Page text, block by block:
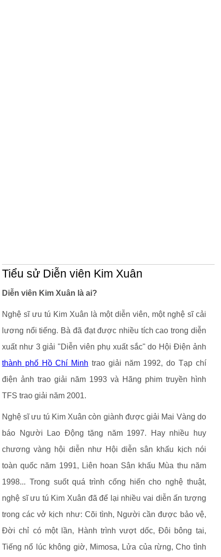
Tiểu sử Diễn viên Kim Xuân
Diễn viên Kim Xuân là ai?
Nghệ sĩ ưu tú Kim Xuân là một diễn viên, một nghệ sĩ cải
lương nổi tiếng. Bà đã đạt được nhiều tích cao trong diễn
xuất như 3 giải "Diễn viên phụ xuất sắc" do Hội Điện ảnh
thành phố Hồ Chí Minh trao giải năm 1992, do Tạp chí
điện ảnh trao giải năm 1993 và Hãng phim truyền hình
TFS trao giải năm 2001.
Nghệ sĩ ưu tú Kim Xuân còn giành được giải Mai Vàng do
báo Người Lao Động tặng năm 1997. Hay nhiều huy
chương vàng hội diễn như Hội diễn sân khấu kịch nói
toàn quốc năm 1991, Liên hoan Sân khấu Mùa thu năm
1998... Trong suốt quá trình cống hiến cho nghệ thuật,
nghệ sĩ ưu tú Kim Xuân đã để lại nhiều vai diễn ấn tượng
trong các vở kịch như: Cõi tình, Người cần được bảo vệ,
Đời chỉ có một lần, Hành trình vượt dốc, Đôi bông tai,
Tiếng nổ lúc không giờ, Mimosa, Lửa của rừng, Cho tình